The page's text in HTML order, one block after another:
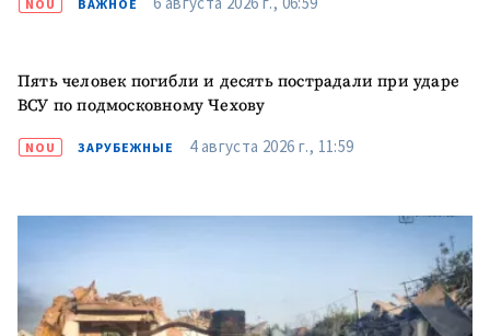
NOU ВАЖНОЕ
Пять человек погибли и десять пострадали при ударе
ВСУ по подмосковному Чехову
NOU ЗАРУБЕЖНЫЕ 4 августа 2026 г., 11:59
Имя + Моё имя
Я прочитал(а) и согласен(на)
сполитикой